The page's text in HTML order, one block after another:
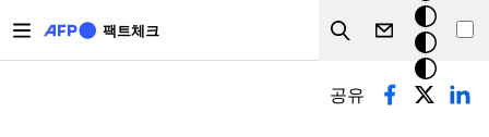
팩트체크
Search
크
모
드
기본탭
공유